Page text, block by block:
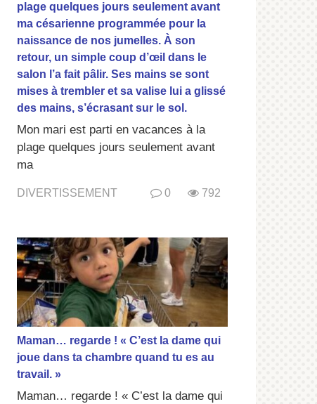
plage quelques jours seulement avant
ma césarienne programmée pour la
naissance de nos jumelles. À son
retour, un simple coup d’œil dans le
salon l’a fait pâlir. Ses mains se sont
mises à trembler et sa valise lui a glissé
des mains, s’écrasant sur le sol.
Mon mari est parti en vacances à la
plage quelques jours seulement avant
ma
DIVERTISSEMENT 0 792
Maman… regarde ! « C’est la dame qui
joue dans ta chambre quand tu es au
travail. »
Maman… regarde ! « C’est la dame qui